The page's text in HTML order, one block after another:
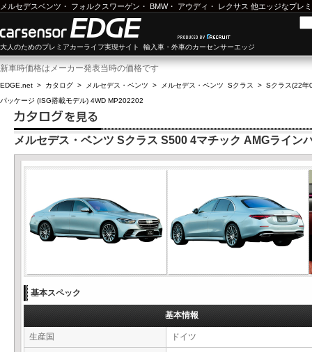
メルセデスベンツ ・ フォルクスワーゲン ・ BMW・ アウディ ・ レクサス 他エッジなプレ
大人のためのプレミアカーライフ実現サイト 輸入車・外車のカーセンサーエッジ
新車時価格はメーカー発表当時の価格です
EDGE.net > カタログ > メルセデス・ベンツ > メルセデス・ベンツ Sクラス > Sクラス(22年
パッケージ (ISG搭載モデル) 4WD MP202202
メルセデス・ベンツ Sクラス S500 4マチック AMGライン
基本スペック
基本情報
生産国 ドイツ